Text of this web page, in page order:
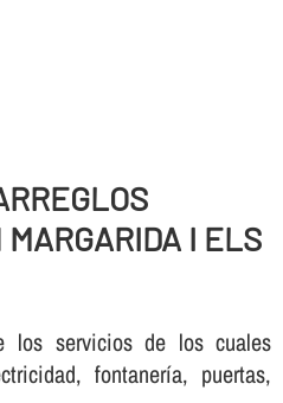
I ELS
los servicios de los cuales
fontanería, puertas,